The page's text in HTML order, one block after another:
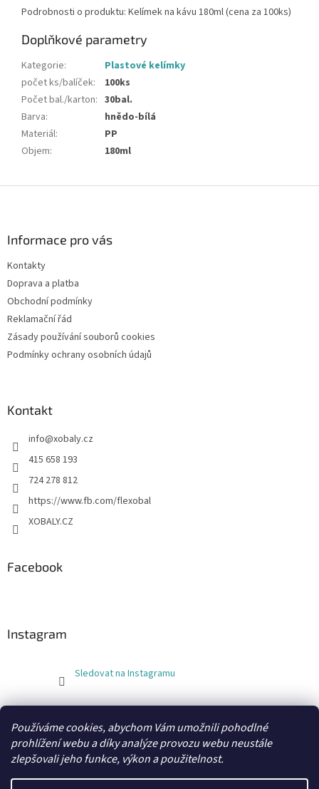
Používáme cookies, abychom Vám umožnili pohodlné
prohlížení webu a díky analýze provozu webu neustále
zlepšovali jeho funkce, výkon a použitelnost.
Podrobnosti o produktu: Kelímek na kávu 180ml (cena za 100ks)
Doplňkové parametry
Kategorie:
Plastové kelímky
počet ks/balíček:
100ks
Počet bal./karton: 30bal.
Barva:
hnědo-bílá
Materiál:
PP
Objem: 180ml
Informace pro vás
Kontakty
Doprava a platba
Obchodní podmínky
Reklamační řád
Zásady používání souborů cookies
Podmínky ochrany osobních údajů
Kontakt
info@xobaly.cz
415 658 193
724 278 812
https://www.fb.com/flexobal
XOBALY.CZ
Facebook
Instagram
Sledovat na Instagramu